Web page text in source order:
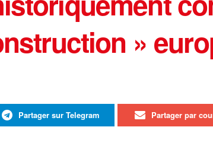
»
Partager sur Telegram Partager par